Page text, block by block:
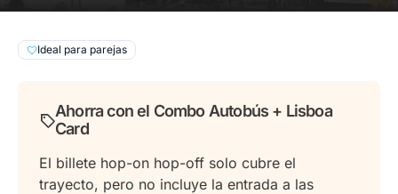
Ideal para parejas
Ahorra con el Combo Autobús + Lisboa
Card
El billete hop-on hop-off solo cubre el
trayecto, pero no incluye la entrada a las